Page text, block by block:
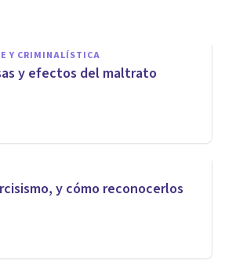
Y CRIMINALÍSTICA
y efectos del maltrato
y cómo reconocerlos
qué es, qué lo
detectarlo en
Rubio